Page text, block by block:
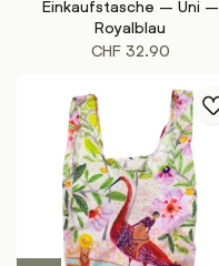
Einkaufstasche – Uni –
Royalblau
CHF32.90